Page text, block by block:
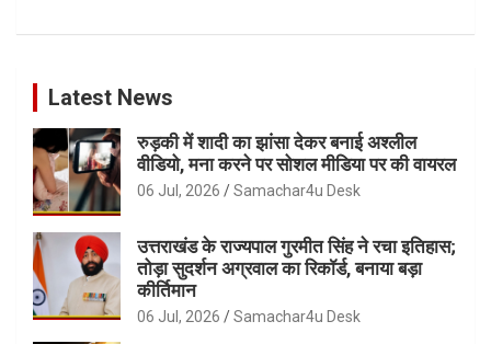
Latest News
रुड़की में शादी का झांसा देकर बनाई अश्लील
वीडियो, मना करने पर सोशल मीडिया पर की वायरल
06 Jul, 2026 Samachar4u Desk
उत्तराखंड के राज्यपाल गुरमीत सिंह ने रचा इतिहास;
तोड़ा सुदर्शन अग्रवाल का रिकॉर्ड, बनाया बड़ा
कीर्तिमान
06 Jul, 2026 Samachar4u Desk